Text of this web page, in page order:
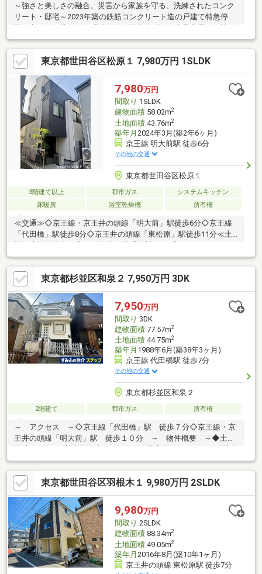
～強さと美しさの融合。災害から家族を守る、洗練されたコンク
リート・邸宅～2023年築の鉄筋コンクリート造の戸建て特急停車
頂けます～建物について～◆角地に存する2023年7月築 RC造◆
レスコハウス施工◆陽当たり・眺望・通風良好◆水栓付きのルー
フバルコニー （約25.56m2）防水加工のされているソファや机
をお譲り頂けます。◆高級感のある室内、外観まわり～お部屋に
ついて～◆3LDK＋2S＋WIC◆テレワークに対応するワークスペー
ス◆3方面に採光の取れる開口部があり、解放感のある明るいリ
ビング
東京都世田谷区松原１ 7,980万円 1SLDK
7,980万円
間取り 1SLDK
建物面積58.02m2
土地面積43.76m2
築年月 2024年3月(築2年6ヶ月)
京王線 明大前駅 徒歩6分
その他の交通
東京都世田谷区松原１
3階建て以上 都市ガス
システムキッチン
床暖房
浴室乾燥機 所有権
≪交通≫◇京王線・京王井の頭線「明大前」駅徒歩6分◇京王線
「代田橋」駅徒歩8分◇京王井の頭線「東松原」駅徒歩11分≪土
ロップメント施工の戸建て◇土地面積 43.76m2（公簿面積）
建物面積 58.2m2◇道路間口約4.0ｍ◇2階に配置された約13.9畳
のLDKは、2面採光で明るく、開放的な広がりを感じさせます 。
◇幅2 250mmの大型システムキッチンを採用、料理が楽しくなる
広々とした作業スペースがあります。※現況、空室いつでもご内
覧が可能です。お気軽にお申し付けください。
東京都杉並区和泉２ 7,950万円 3DK
7,950万円
間取り 3DK
建物面積77.57m2
土地面積44.75m2
築年月 1988年6月(築38年3ヶ月)
京王線 代田橋駅 徒歩7分
その他の交通
東京都杉並区和泉２
2階建て 都市ガス 所有権
～ アクセス ～◇京王線「代田橋」駅 徒歩７分◇京王線・京
王井の頭線「明大前」駅 徒歩１０分 ～ 物件概要 ～◆土地
面積：25.60㎡、地下1階：25.38㎡）◆間取り：３ＤＫ◆権利：所
有権◆建築年月：１９８８年６月◆用途地域：第１種中高層住居
専用地域◆建蔽率：６０％◆容積率：１６０％◆現況：居住中
東京都世田谷区羽根木１ 9,980万円 2SLDK
9,980万円
間取り 2SLDK
建物面積88.34m2
土地面積49.05m2
築年月 2016年8月(築10年1ヶ月)
京王井の頭線 東松原駅 徒歩7分